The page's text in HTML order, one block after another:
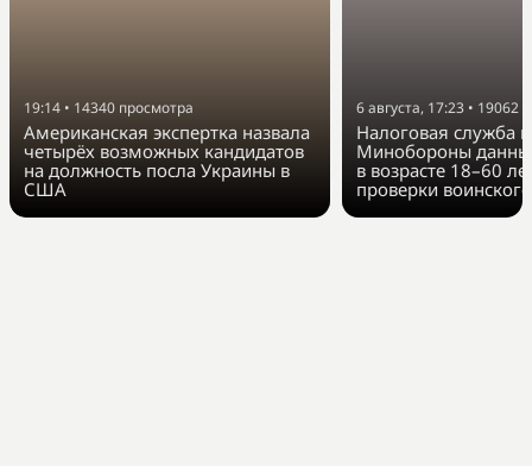
19:14 • 14340 просмотра
Американская экспертка назвала
четырёх возможных кандидатов
на должность посла Украины в
США
6 августа, 17:23 • 19062
Налоговая служба
Минобороны
в возрасте 18–60
проверки